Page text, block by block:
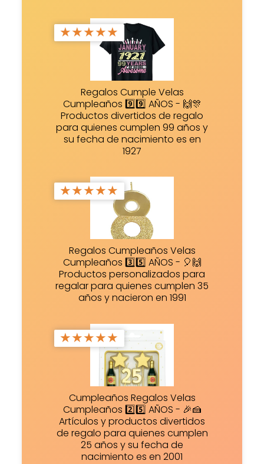
★★★★★
Regalos Cumple Velas
Cumpleaños 9️⃣9️⃣ AÑOS - 🙌🎊
Productos divertidos de regalo
para quienes cumplen 99 años y
su fecha de nacimiento es en
1927
★★★★★
Regalos Cumpleaños Velas
Cumpleaños 3️⃣5️⃣ AÑOS - 🎈🙌
Productos personalizados para
regalar para quienes cumplen 35
años y nacieron en 1991
★★★★★
Cumpleaños Regalos Velas
Cumpleaños 2️⃣5️⃣ AÑOS - 🎉🍰
Artículos y productos divertidos
de regalo para quienes cumplen
25 años y su fecha de
nacimiento es en 2001